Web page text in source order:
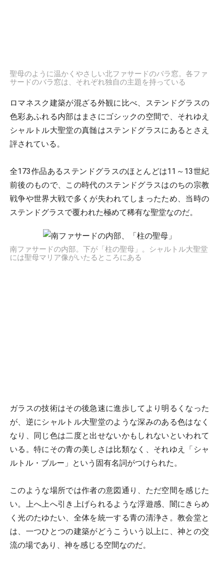
聖母のように温かくやさしい北ファサードのバラ窓。各ファ
サードのバラ窓は、それぞれ独自の主題を持っている
ロマネスク建築が混ざる外観に比べ、ステンドグラスの
色彩あふれる内部はまさにゴシックの空間で、それゆえ
シャルトル大聖堂の真髄はステンドグラスにあるとさえ
評されている。
全173作品あるステンドグラスのほとんどは11～13世紀
前後のもので、この時代のステンドグラスはのちの宗教
戦争や世界大戦で多くが失われてしまったため、当時の
ステンドグラスで覆われた極めて稀有な聖堂なのだ。
南ファサードの内部。下が「柱の聖母」。シャルトル大聖堂
には聖母マリア像がいたるところにある
ガラスの技術はその後急速に進歩してより明るくなった
が、逆にシャルトル大聖堂のような深みのある色はなく
なり、同じ色は二度と出せないかもしれないといわれて
いる。特にその青の美しさは比類なく、それゆえ「シャ
ルトル・ブルー」という固有名詞がつけられた。
このような場所では作者の意図通り、ただ空間を感じた
い。上へ上へ引き上げられるような浮遊感、闇にきらめ
く光のたゆたい、全体を統一する青の清浄さ。教会堂と
は、一つひとつの建築がどうこういう以上に、神との交
流の場であり、神を感じる空間なのだ。